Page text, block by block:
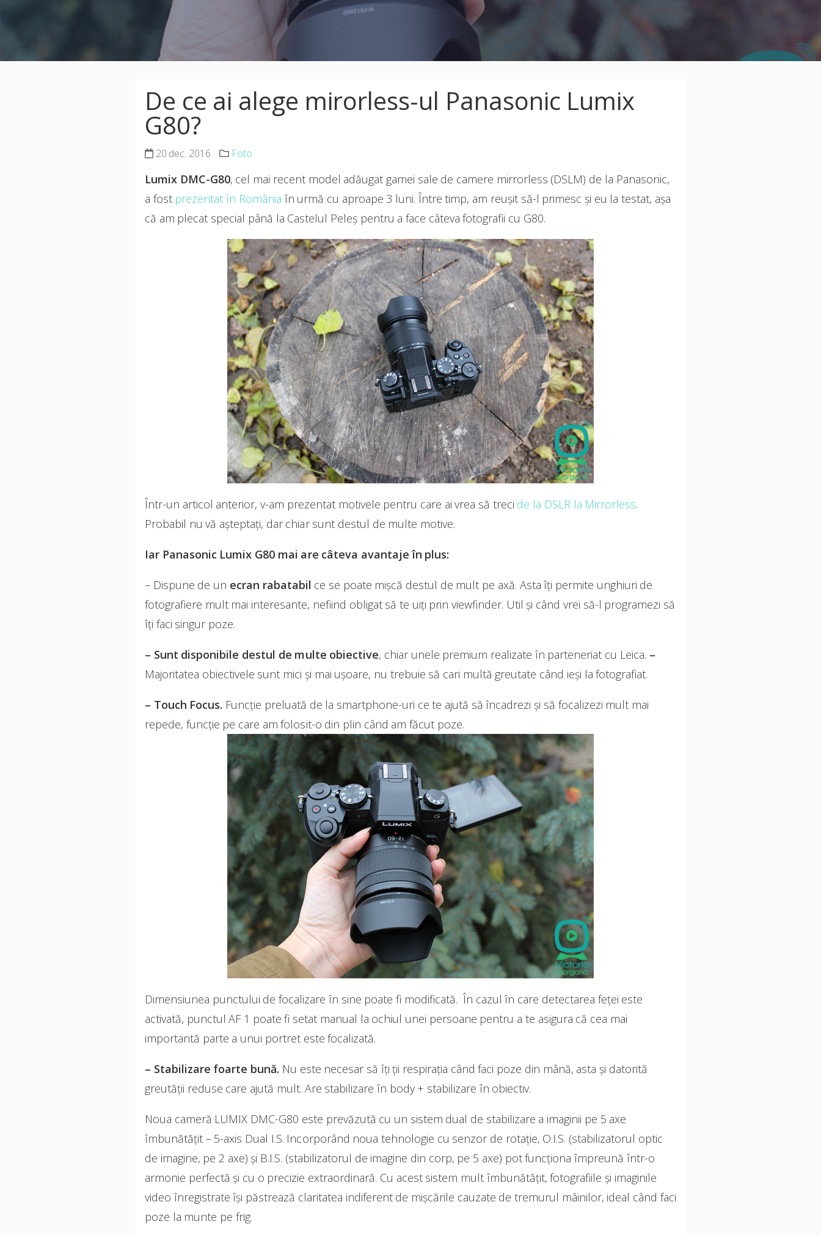
De ce ai alege mirorless-ul Panasonic Lumix
G80?
20 dec. 2016 Foto
Lumix DMC-G80, cel mai recent model adăugat gamei sale de camere mirrorless (DSLM) de la Panasonic,
a fost prezentat în România în urmă cu aproape 3 luni. Între timp, am reușit să-l primesc și eu la testat, așa
că am plecat special până la Castelul Peleș pentru a face câteva fotografii cu G80.
Într-un articol anterior, v-am prezentat motivele pentru care ai vrea să treci de la DSLR la Mirrorless.
Probabil nu vă așteptați, dar chiar sunt destul de multe motive.
Iar Panasonic Lumix G80 mai are câteva avantaje în plus:
– Dispune de un ecran rabatabil ce se poate mișcă destul de mult pe axă. Asta îți permite unghiuri de
fotografiere mult mai interesante, nefiind obligat să te uiți prin viewfinder. Util și când vrei să-l programezi să
îți faci singur poze.
– Sunt disponibile destul de multe obiective, chiar unele premium realizate în parteneriat cu Leica. –
Majoritatea obiectivele sunt mici și mai ușoare, nu trebuie să cari multă greutate când ieși la fotografiat.
– Touch Focus. Funcție preluată de la smartphone-uri ce te ajută să încadrezi și să focalizezi mult mai
repede, funcție pe care am folosit-o din plin când am făcut poze.
Dimensiunea punctului de focalizare în sine poate fi modificată. În cazul în care detectarea feței este
activată, punctul AF 1 poate fi setat manual la ochiul unei persoane pentru a te asigura că cea mai
importantă parte a unui portret este focalizată.
– Stabilizare foarte bună. Nu este necesar să îți ții respirația când faci poze din mână, asta și datorită
greutății reduse care ajută mult. Are stabilizare în body + stabilizare în obiectiv.
Noua cameră LUMIX DMC-G80 este prevăzută cu un sistem dual de stabilizare a imaginii pe 5 axe
îmbunătățit – 5-axis Dual I.S. Incorporând noua tehnologie cu senzor de rotație, O.I.S. (stabilizatorul optic
de imagine, pe 2 axe) și B.I.S. (stabilizatorul de imagine din corp, pe 5 axe) pot funcționa împreună într-o
armonie perfectă și cu o precizie extraordinară. Cu acest sistem mult îmbunătățit, fotografiile și imaginile
video înregistrate își păstrează claritatea indiferent de mișcările cauzate de tremurul mâinilor, ideal când faci
poze la munte pe frig.